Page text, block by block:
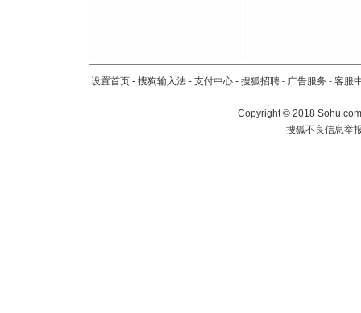
设置首页 - 搜狗输入法 - 支付中心 - 搜狐招聘 - 广告服务 - 客服
Copyright ©2018
搜狐不良信息举